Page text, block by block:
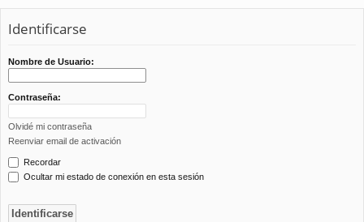
Identificarse
Nombre de Usuario:
Contraseña:
Olvidé mi contraseña
Reenviar email de activación
Recordar
Ocultar mi estado de conexión en esta sesión